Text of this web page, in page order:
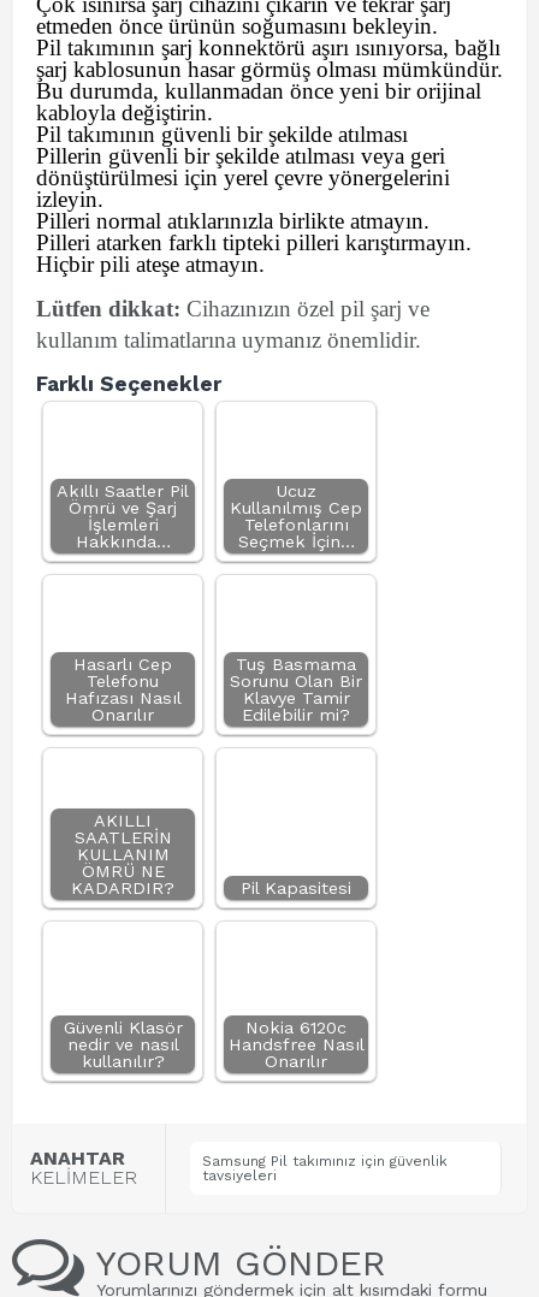
etmeden önce ürünün soğumasını bekleyin.
Pil takımının şarj konnektörü aşırı ısınıyorsa, bağlı
şarj kablosunun hasar görmüş olması mümkündür.
Bu durumda, kullanmadan önce yeni bir orijinal
kabloyla değiştirin.
Pil takımının güvenli bir şekilde atılması
Pillerin güvenli bir şekilde atılması veya geri
dönüştürülmesi için yerel çevre yönergelerini
izleyin.
Pilleri normal atıklarınızla birlikte atmayın.
Pilleri atarken farklı tipteki pilleri karıştırmayın.
Hiçbir pili ateşe atmayın.
Lütfen dikkat: Cihazınızın özel pil şarj ve
kullanım talimatlarına uymanız önemlidir.
Farklı Seçenekler
Akıllı Saatler Pil
Ömrü ve Şarj
İşlemleri
Hakkında…
Ucuz
Kullanılmış Cep
Telefonlarını
Seçmek İçin…
Hasarlı Cep
Telefonu
Hafızası Nasıl
Onarılır
Tuş Basmama
Sorunu Olan Bir
Klavye Tamir
Edilebilir mi?
AKILLI
SAATLERİN
KULLANIM
ÖMRÜ NE
KADARDIR?
Pil Kapasitesi
Güvenli Klasör
nedir ve nasıl
kullanılır?
Nokia 6120c
Handsfree Nasıl
Onarılır
ANAHTAR
KELİMELER
Samsung Pil takımınız için güvenlik
tavsiyeleri
YORUM GÖNDER
Yorumlarınızı göndermek için alt kısımdaki formu